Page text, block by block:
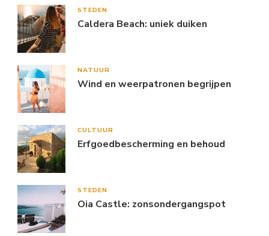
STEDEN
Caldera Beach: uniek duiken
NATUUR
Wind en weerpatronen begrijpen
CULTUUR
Erfgoedbescherming en behoud
STEDEN
Oia Castle: zonsondergangspot